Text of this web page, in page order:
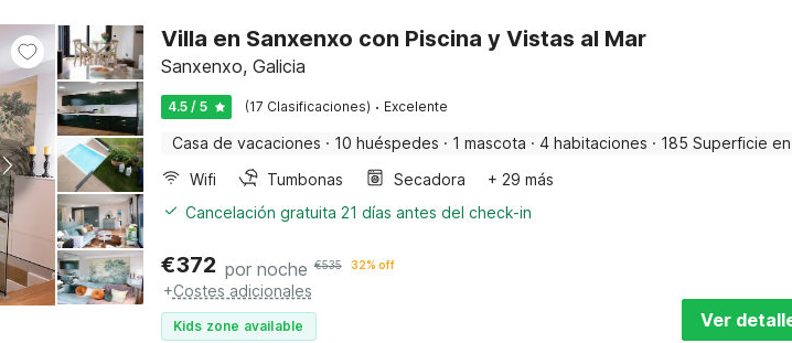
Villa en Sanxenxo con Piscina y Vistas al Mar
Sanxenxo, Galicia
4.5 / 5 (17 Clasificaciones) · Excelente
Casa de vacaciones · 10 huéspedes · 1 mascota · 4 habitaciones · 185 Superficie en
Wifi
Tumbonas Secadora
+ 29 más
Cancelación gratuita 21 días antes del check-in
€372 por noche €535 32% off
+Costes adicionales
Kids zone available Ver